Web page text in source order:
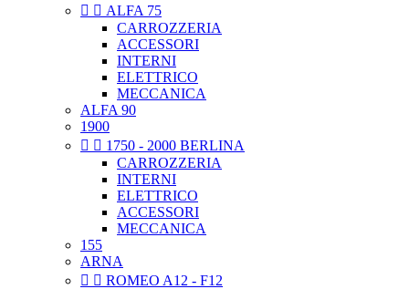
  ALFA 75
CARROZZERIA
ACCESSORI
INTERNI
ELETTRICO
MECCANICA
ALFA 90
1900
  1750 - 2000 BERLINA
CARROZZERIA
INTERNI
ELETTRICO
ACCESSORI
MECCANICA
155
ARNA
  ROMEO A12 - F12